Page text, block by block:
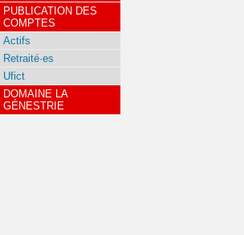
PUBLICATION DES
COMPTES
Actifs
Retraité·es
Ufict
DOMAINE LA
GÉNESTRIE